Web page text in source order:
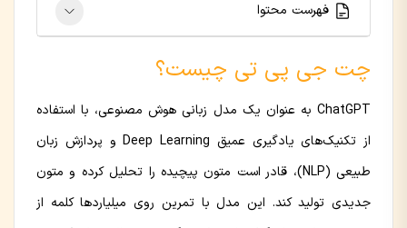
فهرست محتوا
چت جی پی تی چیست؟
ChatGPT به عنوان یک مدل زبانی هوش مصنوعی، با استفاده
از تکنیک‌های یادگیری عمیق Deep Learning و پردازش زبان
طبیعی (NLP)، قادر است متون پیچیده را تحلیل کرده و متون
جدیدی تولید کند. این مدل با تمرین روی میلیاردها کلمه از